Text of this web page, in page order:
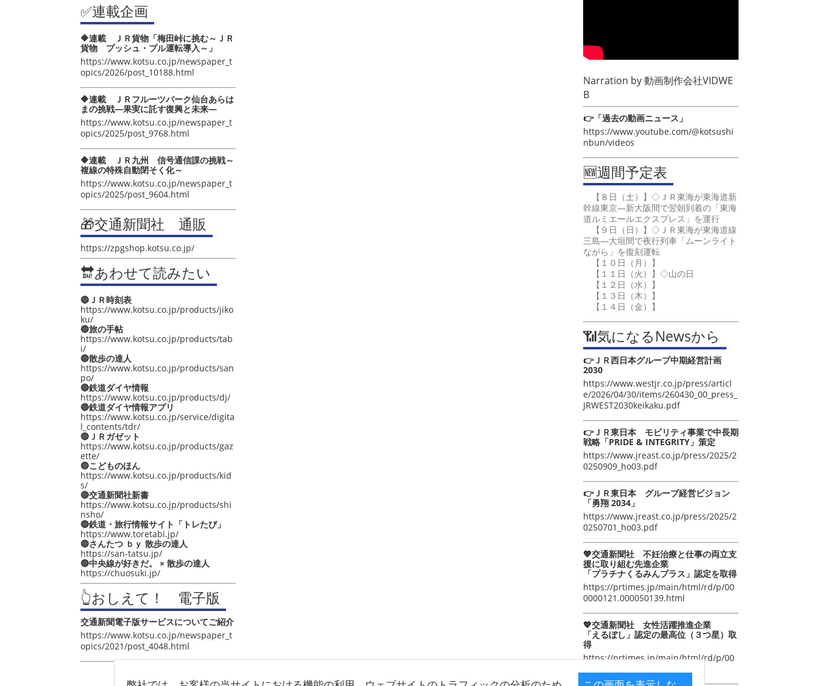
✅連載企画
🔶連載 ＪＲ貨物「梅田峠に挑む～ＪＲ
貨物 プッシュ・プル運転導入～」
https://www.kotsu.co.jp/newspaper_t
opics/2026/post_10188.html
🔶連載 ＪＲフルーツパーク仙台あらは
まの挑戦―果実に託す復興と未来―
https://www.kotsu.co.jp/newspaper_t
opics/2025/post_9768.html
🔶連載 ＪＲ九州 信号通信課の挑戦～
複線の特殊自動閉そく化～
https://www.kotsu.co.jp/newspaper_t
opics/2025/post_9604.html
🎁交通新聞社 通販
https://zpgshop.kotsu.co.jp/
🔛あわせて読みたい
🔵ＪＲ時刻表
https://www.kotsu.co.jp/products/jiko
ku/
🔵旅の手帖
https://www.kotsu.co.jp/products/tab
i/
🔵散歩の達人
https://www.kotsu.co.jp/products/san
po/
🔵鉄道ダイヤ情報
https://www.kotsu.co.jp/products/dj/
🔵鉄道ダイヤ情報アプリ
https://www.kotsu.co.jp/service/digita
l_contents/tdr/
🔵ＪＲガゼット
https://www.kotsu.co.jp/products/gaz
ette/
🔵こどものほん
https://www.kotsu.co.jp/products/kid
s/
🔵交通新聞社新書
https://www.kotsu.co.jp/products/shi
nsho/
🔵鉄道・旅行情報サイト「トレたび」
https://www.toretabi.jp/
🔵さんたつ ｂｙ 散歩の達人
https://san-tatsu.jp/
🔵中央線が好きだ。 × 散歩の達人
https://chuosuki.jp/
👆おしえて！ 電子版
交通新聞電子版サービスについてご紹介
https://www.kotsu.co.jp/newspaper_t
opics/2021/post_4048.html
Narration by動画制作会社VIDWE
B
👉「過去の動画ニュース」
https://www.youtube.com/@kotsushi
nbun/videos
🆕週間予定表
【８日（土）】◇ＪＲ東海が東海道新
幹線東京―新大阪間で翌朝到着の「東海
道ルミエールエクスプレス」を運行
【９日（日）】◇ＪＲ東海が東海道線
三島―大垣間で夜行列車「ムーンライト
ながら」を復刻運転
【１０日（月）】
【１１日（火）】◇山の日
【１２日（水）】
【１３日（木）】
【１４日（金）】
📶気になるNewsから
👉ＪＲ西日本グループ中期経営計画
2030
https://www.westjr.co.jp/press/articl
e/2026/04/30/items/260430_00_press_
JRWEST2030keikaku.pdf
👉ＪＲ東日本 モビリティ事業で中長期
戦略「PRIDE & INTEGRITY」策定
https://www.jreast.co.jp/press/2025/2
0250909_ho03.pdf
👉ＪＲ東日本 グループ経営ビジョン
「勇翔 2034」
https://www.jreast.co.jp/press/2025/2
0250701_ho03.pdf
💖交通新聞社 不妊治療と仕事の両立支
援に取り組む先進企業
「プラチナくるみんプラス」認定を取得
https://prtimes.jp/main/html/rd/p/00
0000121.000050139.html
💖交通新聞社 女性活躍推進企業
「えるぼし」認定の最高位（３つ星）取
得
https://prtimes.jp/main/html/rd/p/00